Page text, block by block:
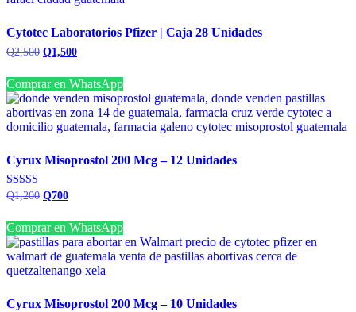
Cytotec Laboratorios Pfizer | Caja 28 Unidades
Q2,500 El
original
era:
Q2,500.
Q1,500El
actual
es:
Q1,500.
Comprar en WhatsApp
Cyrux Misoprostol 200 Mcg – 12 Unidades
Valorado con
Q1,200 El
original
era:
Q1,200.
Q700El
actual
es:
Q700.
Comprar en WhatsApp
Cyrux Misoprostol 200 Mcg – 10 Unidades